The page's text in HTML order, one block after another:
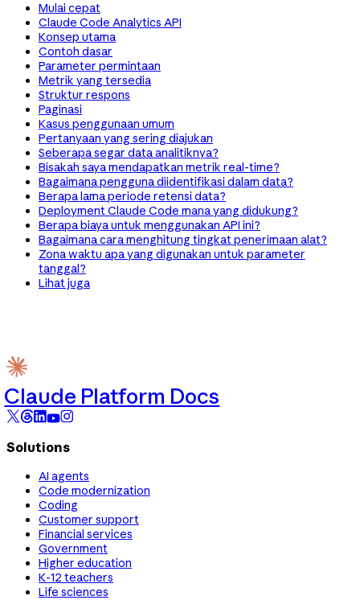
Mulai cepat
Claude Code Analytics API
Konsep utama
Contoh dasar
Parameter permintaan
Metrik yang tersedia
Struktur respons
Paginasi
Kasus penggunaan umum
Pertanyaan yang sering diajukan
Seberapa segar data analitiknya?
Bisakah saya mendapatkan metrik real-time?
Bagaimana pengguna diidentifikasi dalam data?
Berapa lama periode retensi data?
Deployment Claude Code mana yang didukung?
Berapa biaya untuk menggunakan API ini?
Bagaimana cara menghitung tingkat penerimaan alat?
Zona waktu apa yang digunakan untuk parameter
tanggal?
Lihat juga
Claude Platform Docs
Solutions
AI agents
Code modernization
Coding
Customer support
Financial services
Government
Higher education
K-12 teachers
Life sciences